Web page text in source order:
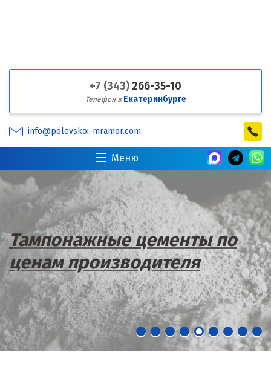
+7 (343) 266-35-10
Телефон в Екатеринбурге
info@polevskoi-mramor.com
Меню
Собственное производство
минеральных порошков